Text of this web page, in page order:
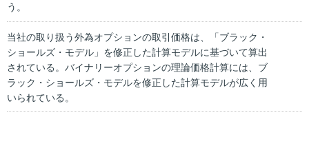
う。
当社の取り扱う外為オプションの取引価格は、「ブラック・
ショールズ・モデル」を修正した計算モデルに基づいて算出
されている。バイナリーオプションの理論価格計算には、ブ
ラック・ショールズ・モデルを修正した計算モデルが広く用
いられている。